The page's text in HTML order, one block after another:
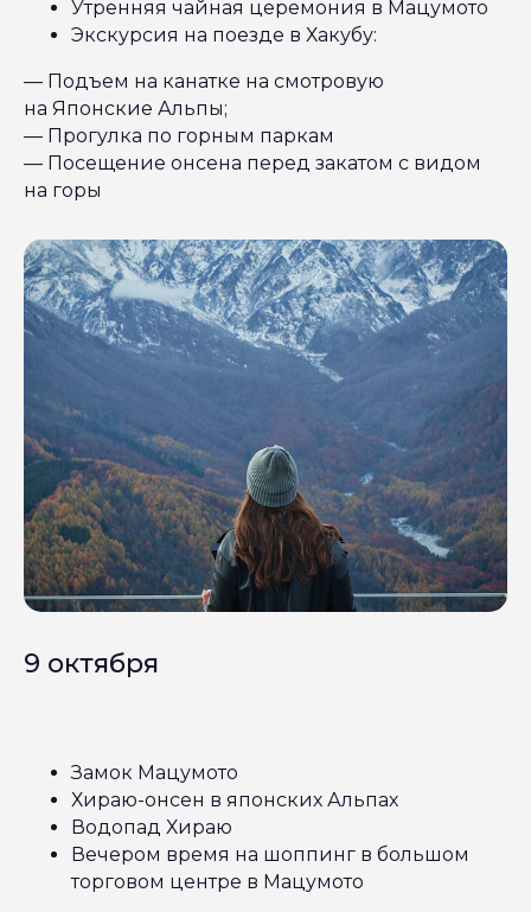
Утренняя чайная церемония в Мацумото
Экскурсия на поезде в Хакубу:
— Подъем на канатке на смотровую
на Японские Альпы;
— Прогулка по горным паркам
— Посещение онсена перед закатом с видом
на горы
9 октября
Замок Мацумото
Хираю-онсен в японских Альпах
Водопад Хираю
Вечером время на шоппинг в большом
торговом центре в Мацумото